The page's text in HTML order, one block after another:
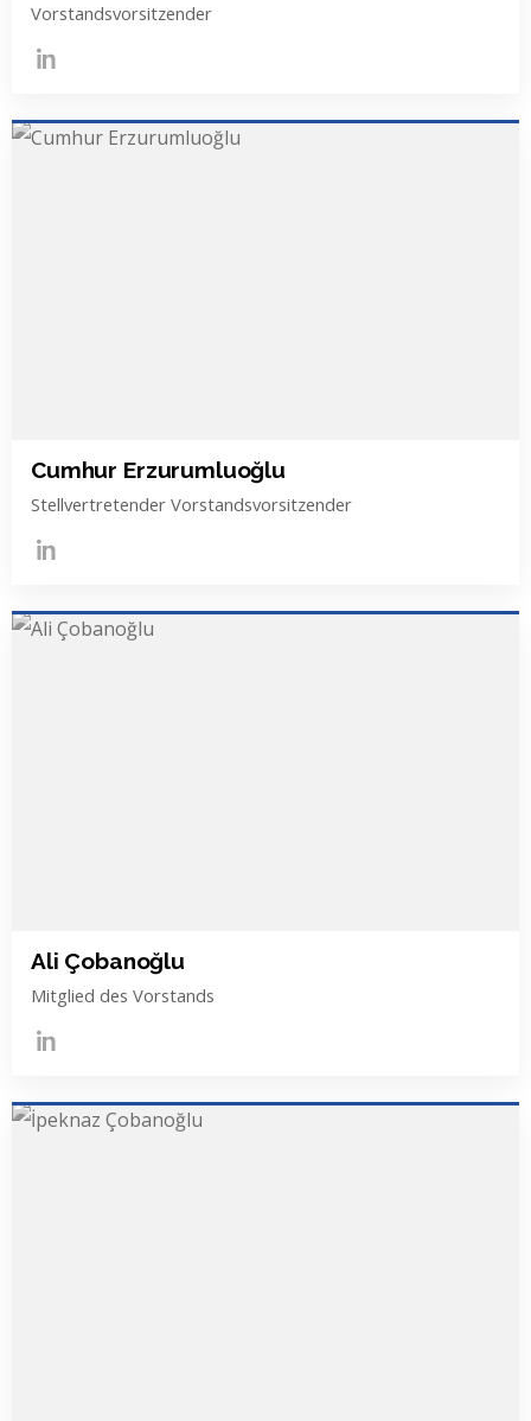
Vorstandsvorsitzender
Cumhur Erzurumluoğlu
Stellvertretender Vorstandsvorsitzender
Ali Çobanoğlu
Mitglied des Vorstands